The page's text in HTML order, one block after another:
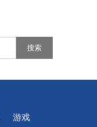
游戏